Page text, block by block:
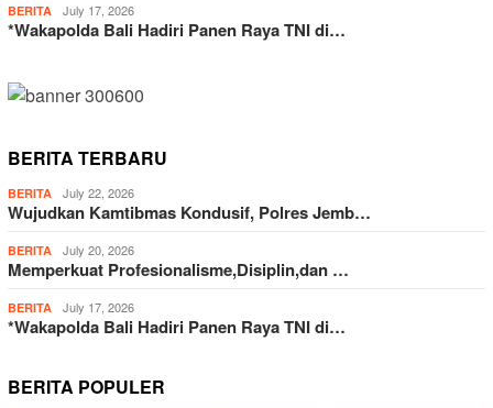
BERITA July 17, 2026
*Wakapolda Bali Hadiri Panen Raya TNI di…
BERITA TERBARU
BERITA July 22, 2026
Wujudkan Kamtibmas Kondusif, Polres Jemb…
BERITA July 20, 2026
Memperkuat Profesionalisme,Disiplin,dan …
BERITA July 17, 2026
*Wakapolda Bali Hadiri Panen Raya TNI di…
BERITA POPULER